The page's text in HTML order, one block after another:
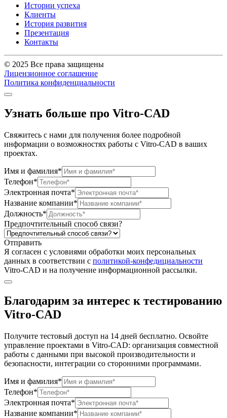
Истории успеха
Клиенты
История развития
Презентация
Контакты
© 2025 Все права защищены
Лицензионное соглашение
Политика конфиденциальности
Узнать больше про Vitro-CAD
Свяжитесь с нами для получения более подробной
информации о возможностях работы с Vitro-CAD в ваших
проектах.
Имя и фамилия*
Телефон*
Электронная почта*
Название компании*
Должность*
Предпочтительный способ связи?
Отправить
Я согласен c условиями обработки моих персональных
данных в соответствии с политикой-конфедициальности
Vitro-CAD и на получение информационной рассылки.
Благодарим за интерес к тестированию
Vitro-CAD
Получите тестовый доступ на 14 дней бесплатно. Освойте
управление проектами в Vitro-CAD: организация совместной
работы с данными при высокой производительности и
безопасности, интеграции со сторонними программами.
Имя и фамилия*
Телефон*
Электронная почта*
Название компании*